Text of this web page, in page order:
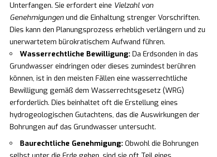
Unterfangen. Sie erfordert eine Vielzahl von
Genehmigungen und die Einhaltung strenger Vorschriften.
Dies kann den Planungsprozess erheblich verlängern und zu
unerwartetem bürokratischem Aufwand führen.
Wasserrechtliche Bewilligung: Da Erdsonden in das
Grundwasser eindringen oder dieses zumindest berühren
können, ist in den meisten Fällen eine wasserrechtliche
Bewilligung gemäß dem Wasserrechtsgesetz (WRG)
erforderlich. Dies beinhaltet oft die Erstellung eines
hydrogeologischen Gutachtens, das die Auswirkungen der
Bohrungen auf das Grundwasser untersucht.
Baurechtliche Genehmigung: Obwohl die Bohrungen